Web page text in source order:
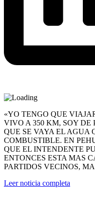
«YO TENGO QUE
VIVO A 350 KM, SOY DE
QUE SE VAYA EL AGUA
COMBUSTIBLE. EN
QUE EL INTENDENTE
ENTONCES ESTA MAS
PARTIDOS VECINOS,
Leer noticia completa